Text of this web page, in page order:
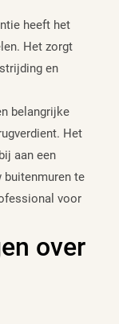
heeft het
Het zorgt
en
belangrijke
Het
aan een
buitenmuren te
voor
over